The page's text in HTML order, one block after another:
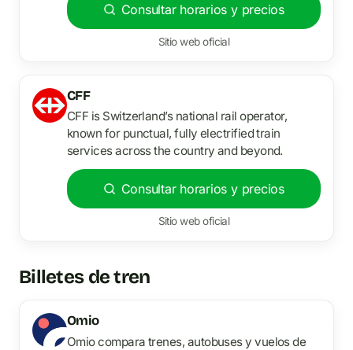
Consultar horarios y precios
Sitio web oficial
CFF
CFF is Switzerland’s national rail operator,
known for punctual, fully electrified train
services across the country and beyond.
Consultar horarios y precios
Sitio web oficial
Billetes de tren
Omio
Omio compara trenes, autobuses y vuelos de